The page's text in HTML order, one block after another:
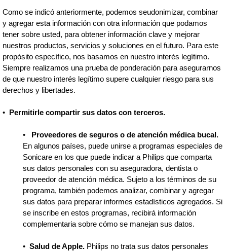
Como se indicó anteriormente, podemos seudonimizar, combinar
y agregar esta información con otra información que podamos
tener sobre usted, para obtener información clave y mejorar
nuestros productos, servicios y soluciones en el futuro. Para este
propósito específico, nos basamos en nuestro interés legítimo.
Siempre realizamos una prueba de ponderación para asegurarnos
de que nuestro interés legítimo supere cualquier riesgo para sus
derechos y libertades.
• Permitirle compartir sus datos con terceros.
•
Proveedores de seguros o de atención médica bucal.
En algunos países, puede unirse a programas especiales de
Sonicare en los que puede indicar a Philips que comparta
sus datos personales con su aseguradora, dentista o
proveedor de atención médica. Sujeto a los términos de su
programa, también podemos analizar, combinar y agregar
sus datos para preparar informes estadísticos agregados. Si
se inscribe en estos programas, recibirá información
complementaria sobre cómo se manejan sus datos.
•Salud de Apple. Philips no trata sus datos personales